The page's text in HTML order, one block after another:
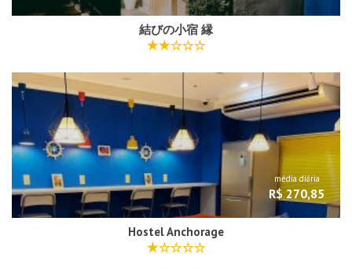
結びの小宿 縁
média diária
R$ 270,85
Hostel Anchorage